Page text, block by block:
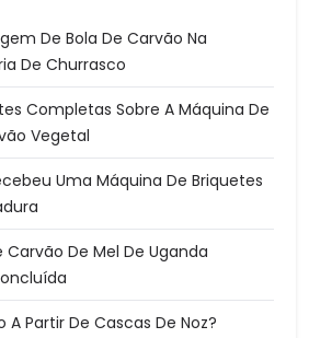
De Bola De Carvão Na
De Churrasco
Completas Sobre A Máquina De
Vegetal
Uma Máquina De Briquetes
Carvão De Mel De Uganda
Partir De Cascas De Noz?